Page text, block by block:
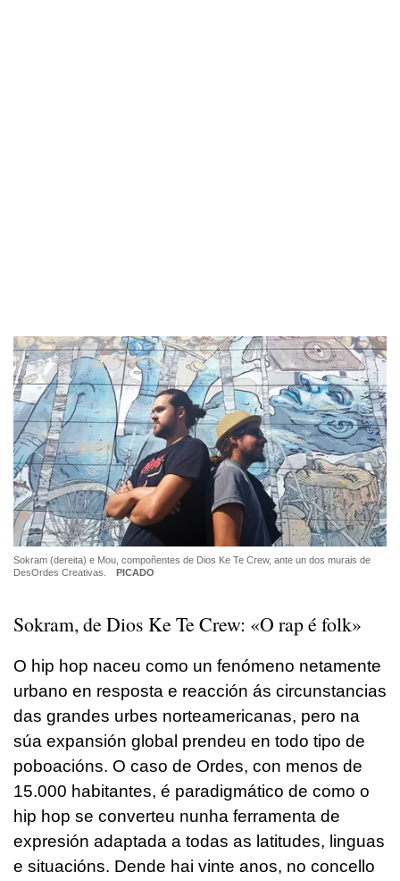
Sokram (dereita) e Mou, compoñentes de Dios Ke Te Crew, ante un dos murais de
DesOrdes Creativas.
PICADO
Sokram, de Dios Ke Te Crew: «O rap é folk»
O hip hop naceu como un fenómeno netamente
urbano en resposta e reacción ás circunstancias
das grandes urbes norteamericanas, pero na
súa expansión global prendeu en todo tipo de
poboacións. O caso de Ordes, con menos de
15.000 habitantes, é paradigmático de como o
hip hop se converteu nunha ferramenta de
expresión adaptada a todas as latitudes, linguas
e situacións. Dende hai vinte anos, no concello